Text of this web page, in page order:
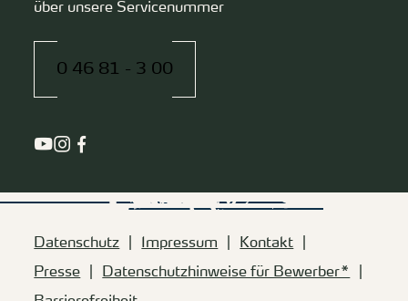
über unsere Servicenummer
0 46 81 - 3 00
Datenschutz Impressum
Kontakt
Presse
Datenschutzhinweise für Bewerber*